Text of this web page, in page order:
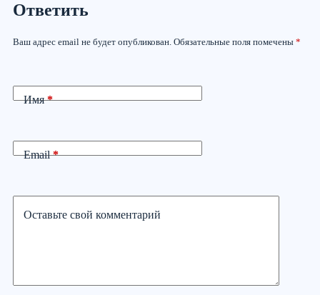
Ответить
Ваш адрес email не будет опубликован. Обязательные поля помечены *
Имя*
Email*
Оставьте свой комментарий